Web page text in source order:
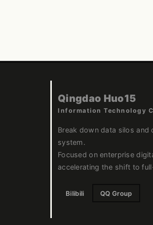
Qingdao Huo15
Information Technology
Break down data silos
system.
Focused on enterprise
accelerating the shift to
Bilibili QQ Group